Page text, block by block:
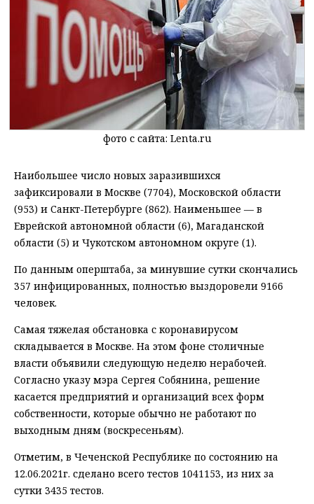
фото с сайта: Lenta.ru
Наибольшее число новых заразившихся
зафиксировали в Москве (7704), Московской области
(953) и Санкт-Петербурге (862). Наименьшее — в
Еврейской автономной области (6), Магаданской
области (5) и Чукотском автономном округе (1).
По данным оперштаба, за минувшие сутки скончались
357 инфицированных, полностью выздоровели 9166
человек.
Самая тяжелая обстановка с коронавирусом
складывается в Москве. На этом фоне столичные
власти объявили следующую неделю нерабочей.
Согласно указу мэра Сергея Собянина, решение
касается предприятий и организаций всех форм
собственности, которые обычно не работают по
выходным дням (воскресеньям).
Отметим, в Чеченской Республике по состоянию на
12.06.2021г. сделано всего тестов 1041153, из них за
сутки 3435 тестов.